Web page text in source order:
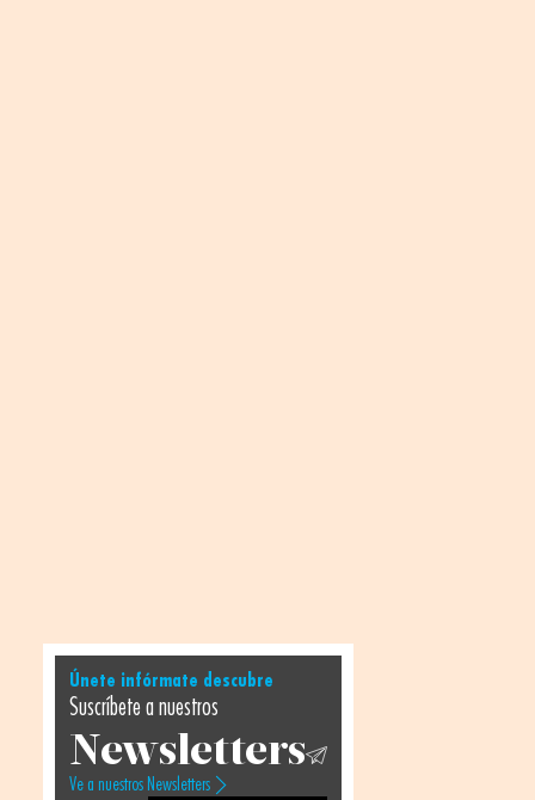
Únete infórmate descubre
Suscríbete a nuestros
Newsletters
Ve a nuestros Newsletters